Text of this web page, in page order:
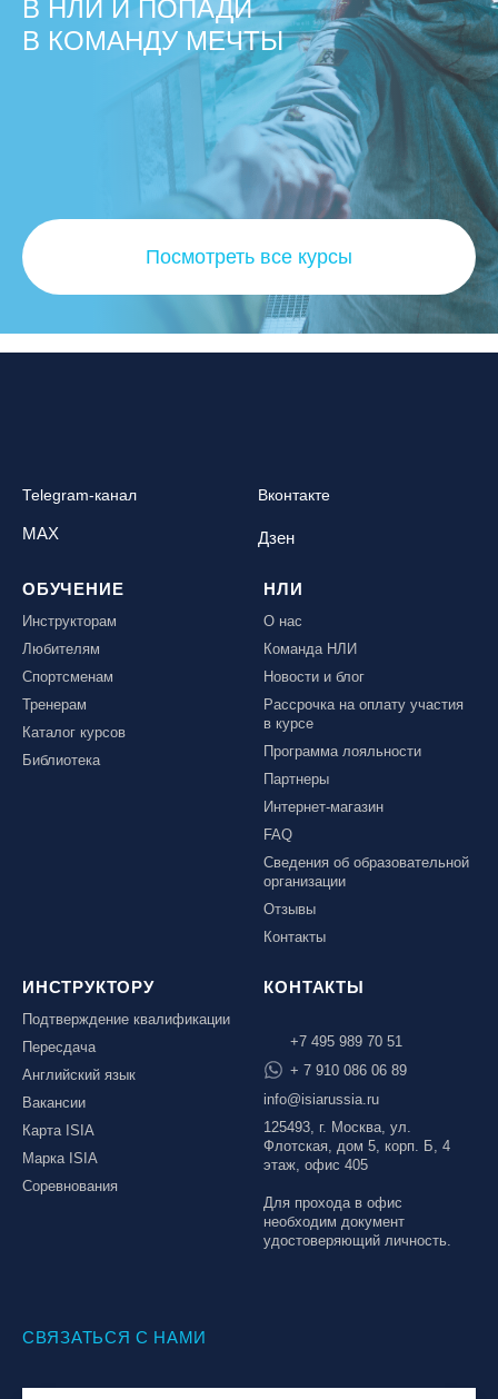
В НЛИ И ПОПАДИ
В КОМАНДУ МЕЧТЫ
Посмотреть все курсы
Telegram-канал Вконтакте
MAX Дзен
ОБУЧЕНИЕ
Инструкторам
Любителям
Спортсменам
Тренерам
Каталог курсов
Библиотека
НЛИ
О нас
Команда НЛИ
Новости и блог
Рассрочка на оплату участия
в курсе
Программа лояльности
Партнеры
Интернет-магазин
FAQ
Сведения об образовательной
организации
Отзывы
Контакты
ИНСТРУКТОРУ
Подтверждение квалификации
Пересдача
Английский язык
Вакансии
Карта ISIA
Марка ISIA
Соревнования
КОНТАКТЫ
+7 495 989 70 51
+ 7 910 086 06 89
info@isiarussia.ru
125493, г. Москва, ул.
Флотская, дом 5, корп. Б, 4
этаж, офис 405
Для прохода в офис
необходим документ
удостоверяющий личность.
СВЯЗАТЬСЯ С НАМИ